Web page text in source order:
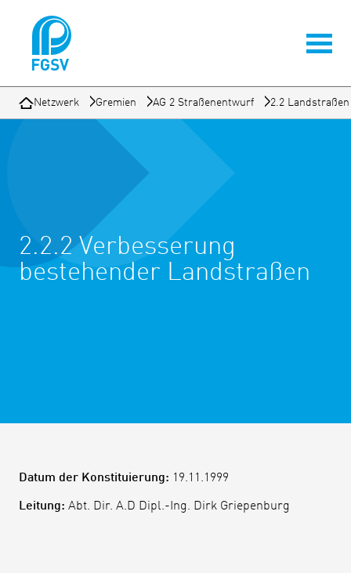
Netzwerk Gremien AG 2 Straßenentwurf 2.2 Landstraßen
2.2.2 Verbesserung
bestehender Landstraßen
Datum der Konstituierung: 19.11.1999
Leitung: Abt. Dir. A.D Dipl.-Ing. Dirk Griepenburg